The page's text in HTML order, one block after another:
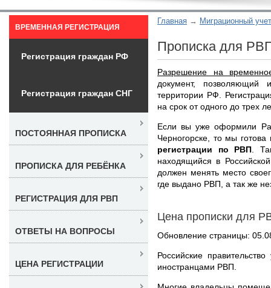
Главная Миграционный
Прописка для
Разрешение на
документ, позволяющий
территории РФ.
на срок от одного до трех
Если вы уже оформили
Черногорске, то мы
регистрации по РВП .
находящийся в
должен менять место
где выдано РВП, а так же
Цена прописки для
Обновление страницы:
Российские
иностранцами РВП.
ВРЕМЕННАЯ РЕГИСТРАЦИЯ
Регистрация граждан РФ
Регистрация граждан СНГ
ПОСТОЯННАЯ ПРОПИСКА
ПРОПИСКА ДЛЯ РЕБЁНКА
РЕГИСТРАЦИЯ ДЛЯ РВП
ОТВЕТЫ НА ВОПРОСЫ
ЦЕНА РЕГИСТРАЦИИ